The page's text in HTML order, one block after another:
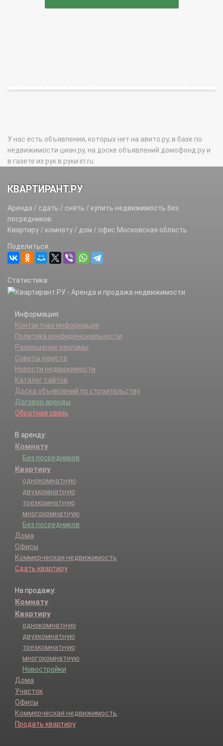
У нас есть объявления, которых нет на авито.ру, в базе по
недвижимости циан.ру, на доске объявлений домофонд.ру и
в газете из рук в руки irr.ru
КВАРТИРАНТ.РУ
Аренда / сдать / снять / купить недвижимость без
посредников.
Квартиру / комнату / дом / офис Московская область
Поделиться:
Статистика:
Информация:
Контактная информация
Политика конфиденциальности
Размещение рекламы
Советы юриста
Новости недвижимости
Каталог сайтов
Доска объявлений по строительству
Договор аренды
Обратная связь
В аренду:
Комнату
Без посредников
Квартиру
однокомнатную
двухкомнатную
трехкомнатную
многокомнатную
Без посредников
Дома
Офисы
Коммерческая недвижимость
Сдать квартиру
На продажу:
Комнату
Квартиру
однокомнатную
двухкомнатную
трехкомнатную
многокомнатную
Новостройки
Дома
Участок
Офисы
Коммерческая недвижимость
Продать квартиру